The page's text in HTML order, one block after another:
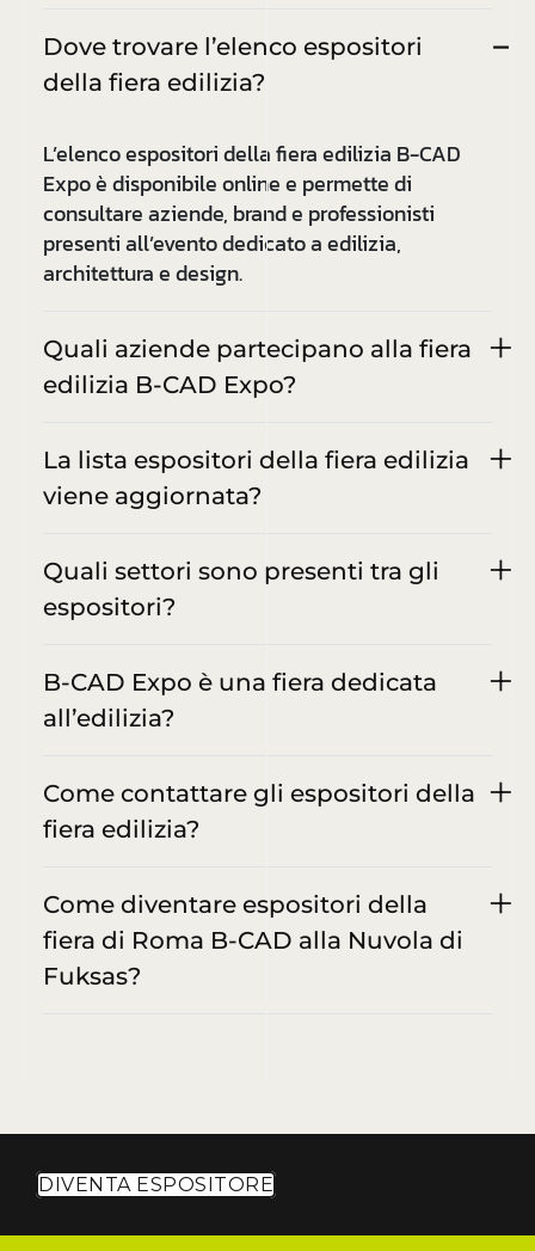
Dove trovare l’elenco espositori
della fiera edilizia?
L’elenco espositori della fiera edilizia B-CAD
Expo è disponibile online e permette di
consultare aziende, brand e professionisti
presenti all’evento dedicato a edilizia,
architettura e design.
Quali aziende partecipano alla fiera
edilizia B-CAD Expo?
La lista espositori della fiera edilizia
viene aggiornata?
Quali settori sono presenti tra gli
espositori?
B-CAD Expo è una fiera dedicata
all’edilizia?
Come contattare gli espositori della
fiera edilizia?
Come diventare espositori della
fiera di Roma B-CAD alla Nuvola di
Fuksas?
DIVENTA ESPOSITORE